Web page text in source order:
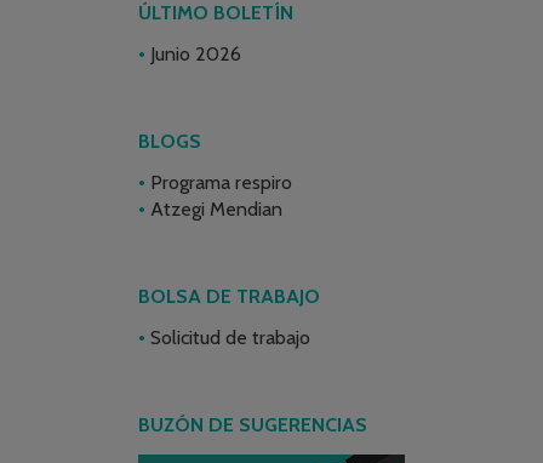
ÚLTIMO BOLETÍN
Junio 2026
BLOGS
Programa respiro
Atzegi Mendian
BOLSA DE TRABAJO
Solicitud de trabajo
BUZÓN DE SUGERENCIAS